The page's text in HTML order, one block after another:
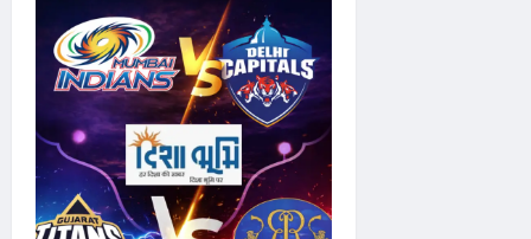
को
राज्यसभा
उपनेता
पद
से
हटाया
गया
–
राघव
चड्ढा
का
बड़ा
बयान:
“खामोश